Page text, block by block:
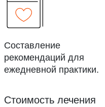
Составление
рекомендаций для
ежедневной практики.
Стоимость лечения